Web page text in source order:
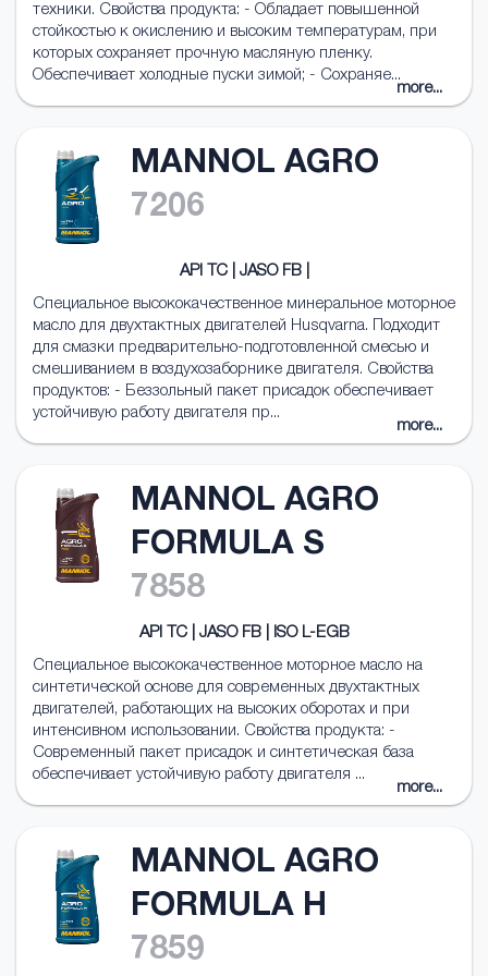
техники. Свойства продукта: - Обладает повышенной
стойкостью к окислению и высоким температурам, при
которых сохраняет прочную масляную пленку.
Обеспечивает холодные пуски зимой; - Сохраняе...
more...
MANNOL AGRO
7206
API TC | JASO FB |
Специальное высококачественное минеральное моторное
масло для двухтактных двигателей Husqvarna. Подходит
для смазки предварительно-подготовленной смесью и
смешиванием в воздухозаборнике двигателя. Свойства
продуктов: - Беззольный пакет присадок обеспечивает
устойчивую работу двигателя пр...
more...
MANNOL AGRO
FORMULA S
7858
API TC | JASO FB | ISO L-EGB
Специальное высококачественное моторное масло на
синтетической основе для современных двухтактных
двигателей, работающих на высоких оборотах и при
интенсивном использовании. Свойства продукта: -
Современный пакет присадок и синтетическая база
обеспечивает устойчивую работу двигателя ...
more...
MANNOL AGRO
FORMULA H
7859